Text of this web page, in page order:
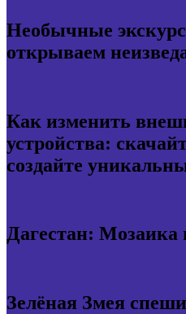
Необычные
открываем
Как изменить
устройства:
создайте
Дагестан: Мозаика
Зелёная Змея